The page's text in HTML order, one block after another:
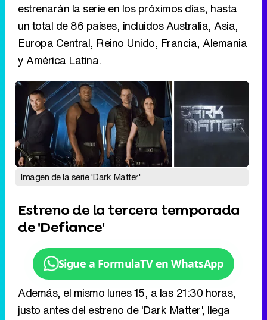
estrenarán la serie en los próximos días, hasta
un total de 86 países, incluidos Australia, Asia,
Europa Central, Reino Unido, Francia, Alemania
y América Latina.
Imagen de la serie 'Dark Matter'
Estreno de la tercera temporada
de 'Defiance'
Sigue a FormulaTV en WhatsApp
Además, el mismo lunes 15, a las 21:30 horas,
justo antes del estreno de 'Dark Matter', llega